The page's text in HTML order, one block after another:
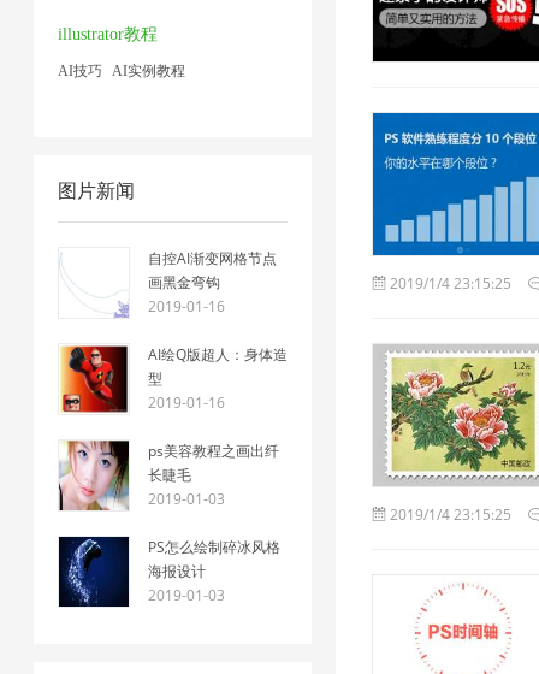
illustrator教程
AI技巧 AI实例教程
图片新闻
自控AI渐变网格节点
画黑金弯钩
2019-01-16
AI绘Q版超人：身体造
型
2019-01-16
ps美容教程之画出纤
长睫毛
2019-01-03
PS怎么绘制碎冰风格
海报设计
2019-01-03
2019/1/4 23:15:25
2019/1/4 23:15:25